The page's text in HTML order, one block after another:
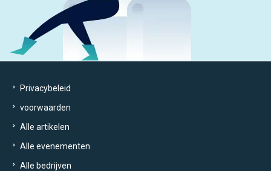
Privacybeleid
voorwaarden
Alle artikelen
Alle evenementen
Alle bedrijven